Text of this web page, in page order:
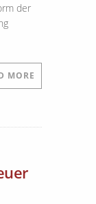
der
MORE